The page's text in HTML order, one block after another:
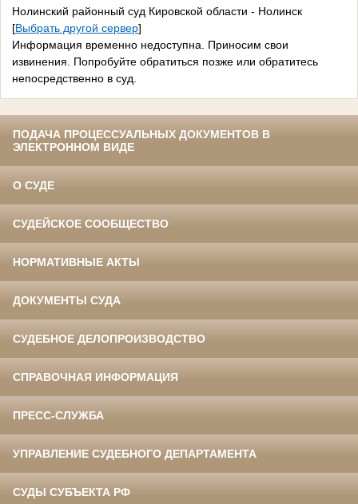
Нолинский районный суд Кировской области - Нолинск
[Выбрать другой сервер]
Информация временно недоступна. Приносим свои
извинения. Попробуйте обратиться позже или обратитесь
непосредственно в суд.
ПОДАЧА ПРОЦЕССУАЛЬНЫХ ДОКУМЕНТОВ В
ЭЛЕКТРОННОМ ВИДЕ
О СУДЕ
СУДЕЙСКОЕ СООБЩЕСТВО
НОРМАТИВНЫЕ АКТЫ
ДОКУМЕНТЫ СУДА
СУДЕБНОЕ ДЕЛОПРОИЗВОДСТВО
СПРАВОЧНАЯ ИНФОРМАЦИЯ
ПРЕСС-СЛУЖБА
УПРАВЛЕНИЕ СУДЕБНОГО ДЕПАРТАМЕНТА
СУДЫ СУБЪЕКТА РФ